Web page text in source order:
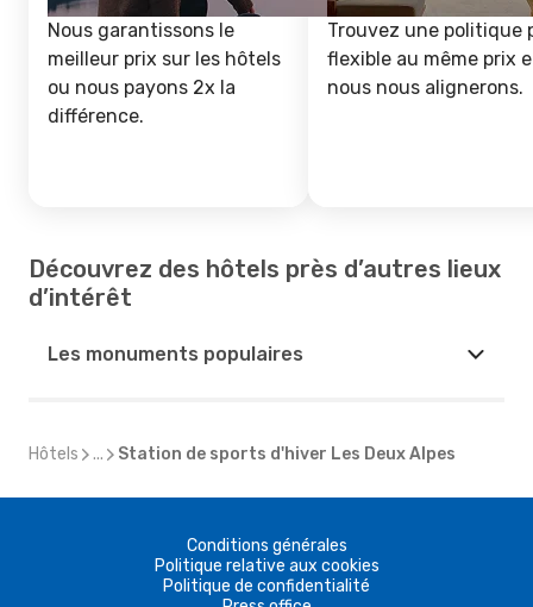
Nous garantissons le
meilleur prix sur les hôtels
ou nous payons 2x la
différence.
Trouvez une politique
flexible au même prix
nous nous alignerons.
Découvrez des hôtels près d’autres lieux
d’intérêt
Les monuments populaires
Hôtels ... Station de sports d'hiver Les Deux Alpes
Conditions générales
Politique relative aux cookies
Politique de confidentialité